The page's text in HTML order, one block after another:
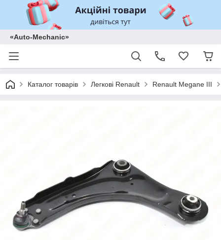
«Auto-Mechanic»
Каталог товарів Легкові Renault Renault Megane III